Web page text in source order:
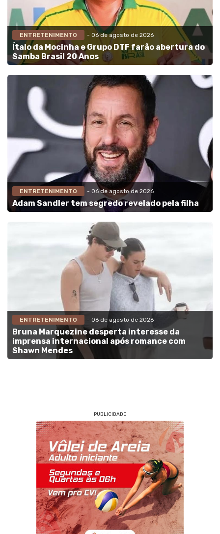
ENTRETENIMENTO - 06 de agosto de 2026
Ítalo da Mocinha e Grupo DTF farão abertura do
Samba Brasil 20 Anos
ENTRETENIMENTO - 06 de agosto de 2026
Adam Sandler tem segredo revelado pela filha
ENTRETENIMENTO - 06 de agosto de 2026
Bruna Marquezine desperta interesse da
imprensa internacional após romance com
Shawn Mendes
PUBLICIDADE